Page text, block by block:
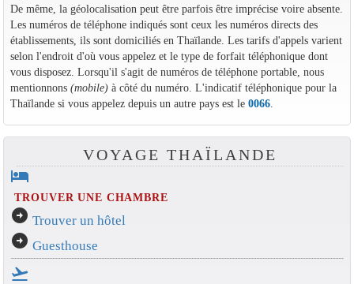
De même, la géolocalisation peut être parfois être imprécise voire absente.
Les numéros de téléphone indiqués sont ceux les numéros directs des
établissements, ils sont domiciliés en Thaïlande. Les tarifs d'appels varient
selon l'endroit d'où vous appelez et le type de forfait téléphonique dont
vous disposez. Lorsqu'il s'agit de numéros de téléphone portable, nous
mentionnons (mobile)à côté du numéro. L'indicatif téléphonique pour la
Thaïlande si vous appelez depuis un autre pays est le 0066.
VOYAGE THAÏLANDE
hotel
TROUVER UNE CHAMBRE
arrow_circle_right Trouver un hôtel
arrow_circle_right Guesthouse
flight_takeoff